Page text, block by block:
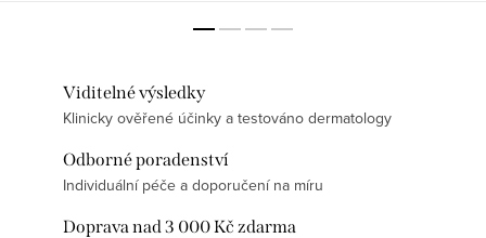
Viditelné výsledky
Klinicky ověřené účinky a testováno dermatology
Odborné poradenství
Individuální péče a doporučení na míru
Doprava nad 3 000 Kč zdarma